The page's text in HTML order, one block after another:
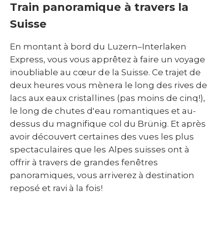
Train panoramique à travers la
Suisse
En montant à bord du Luzern–Interlaken
Express, vous vous apprêtez à faire un voyage
inoubliable au cœur de la Suisse. Ce trajet de
deux heures vous mènera le long des rives de
lacs aux eaux cristallines (pas moins de cinq!),
le long de chutes d'eau romantiques et au-
dessus du magnifique col du Brünig. Et après
avoir découvert certaines des vues les plus
spectaculaires que les Alpes suisses ont à
offrir à travers de grandes fenêtres
panoramiques, vous arriverez à destination
reposé et ravi à la fois!